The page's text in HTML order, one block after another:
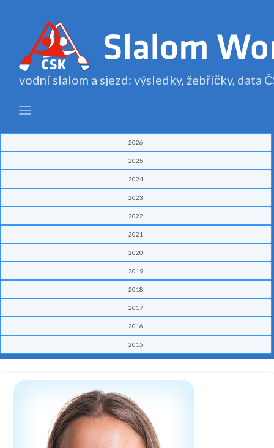
vodní slalom a sjezd: výsledky, žebříčky, data
2026
2025
2024
2023
2022
2021
2020
2019
2018
2017
2016
2015